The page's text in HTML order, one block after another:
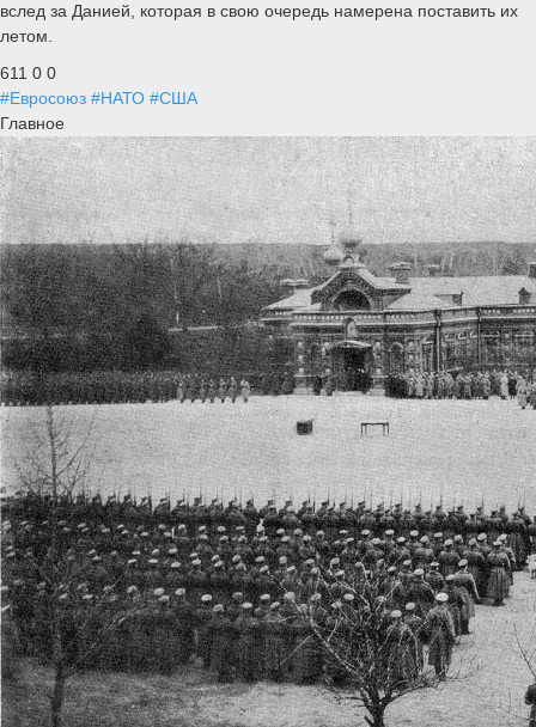
вслед за Данией, которая в свою очередь намерена поставить их
летом.
611 0 0
#Евросоюз #НАТО #США
Главное